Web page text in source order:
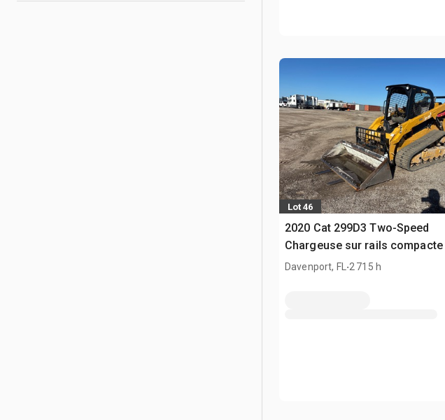
Lot 46
2020 Cat 299D3 Two-Speed
Chargeuse sur rails compacte
Davenport, FL.2 715 h